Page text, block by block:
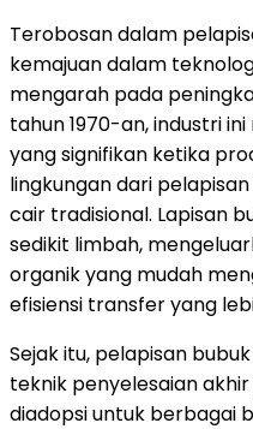
Terobosan dalam
kemajuan dalam
mengarah pada
tahun 1970-an, industri
yang signifikan ketika
lingkungan dari
cair tradisional. Lapisan
sedikit limbah,
organik yang mudah
efisiensi transfer yang
Sejak itu, pelapisan
teknik penyelesaian
diadopsi untuk berbagai